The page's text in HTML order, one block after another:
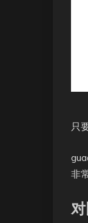
只
非